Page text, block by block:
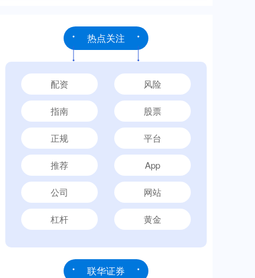
热点关注
配资 风险
指南 股票
正规 平台
推荐 App
公司 网站
杠杆 黄金
联华证券